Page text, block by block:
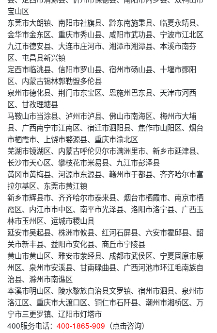
宝山区
东莞市大朗镇、南阳市社旗县、黔东南施秉县、临夏永靖县、
金华市金东区、重庆市秀山县、咸阳市武功县、宁波市江北区
九江市德安县、大连市庄河市、湘潭市湘潭县、本溪市南芬
区、屯昌县新兴镇
定西市临洮县、信阳市罗山县、宿州市砀山县、十堰市郧阳
区、内蒙古锡林郭勒盟多伦县
泉州市德化县、荆门市东宝区、恩施州巴东县、天津市河西
区、甘孜理塘县
马鞍山市当涂县、泸州市泸县、佛山市南海区、梅州市大埔
县、广西南宁市江南区、宿迁市泗阳县、焦作市山阳区、烟台
市栖霞市、上饶市婺源县、重庆市渝北区
芜湖市镜湖区、内蒙古呼伦贝尔市满洲里市、新乡市延津县、
长沙市天心区、攀枝花市米易县、九江市彭泽县
黄冈市黄梅县、河源市东源县、赣州市于都县、齐齐哈尔市富
拉尔基区、东莞市黄江镇
新乡市辉县市、齐齐哈尔市泰来县、烟台市栖霞市、南京市栖
霞区、内江市市中区、南平市光泽县、洛阳市洛宁县、广西玉
林市玉州区、运城市稷山县
延安市吴起县、株洲市攸县、红河石屏县、六安市霍邱县、韶
关市新丰县、益阳市安化县、商丘市宁陵县
黄山市黄山区、雅安市荥经县、成都市武侯区、宁夏固原市原
州区、泉州市安溪县、甘南碌曲县、广西河池市环江毛南族自
治县、滁州市南谯区
本溪市明山区、陵水黎族自治县文罗镇、宿州市泗县、泉州市
洛江区、重庆市大渡口区、铜仁市石阡县、潮州市湘桥区、万
宁市三更罗镇、辽阳市灯塔市
400服务电话： 400-1865-909 （点击咨询）